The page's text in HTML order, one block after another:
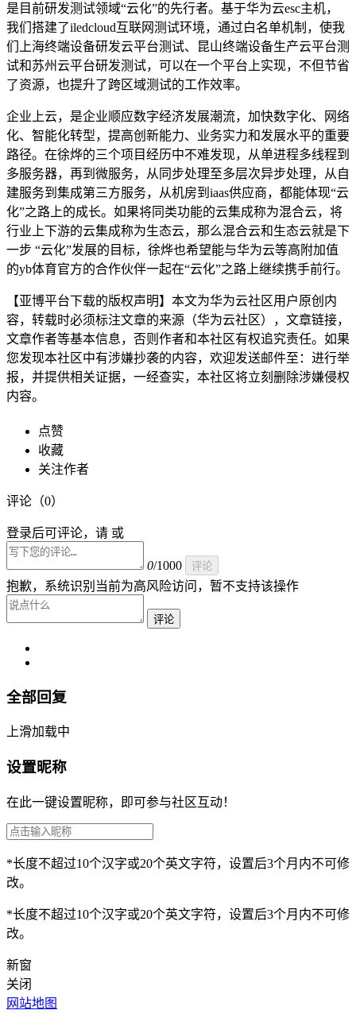
是目前研发测试领域“云化”的先行者。基于华为云esc主机，
我们搭建了iledcloud互联网测试环境，通过白名单机制，使我
们上海终端设备研发云平台测试、昆山终端设备生产云平台测
试和苏州云平台研发测试，可以在一个平台上实现，不但节省
了资源，也提升了跨区域测试的工作效率。
企业上云，是企业顺应数字经济发展潮流，加快数字化、网络
化、智能化转型，提高创新能力、业务实力和发展水平的重要
路径。在徐烨的三个项目经历中不难发现，从单进程多线程到
多服务器，再到微服务，从同步处理至多层次异步处理，从自
建服务到集成第三方服务，从机房到 iaas供应商，都能体现“云
化”之路上的成长。如果将同类功能的云集成称为混合云，将
行业上下游的云集成称为生态云，那么混合云和生态云就是下
一步 “云化”发展的目标，徐烨也希望能与华为云等高附加值
的yb体育官方的合作伙伴一起在“云化”之路上继续携手前行。
【亚博平台下载的版权声明】本文为华为云社区用户原创内
容，转载时必须标注文章的来源（华为云社区），文章链接，
文章作者等基本信息，否则作者和本社区有权追究责任。如果
您发现本社区中有涉嫌抄袭的内容，欢迎发送邮件至：进行举
报，并提供相关证据，一经查实，本社区将立刻删除涉嫌侵权
内容。
点赞
收藏
关注作者
评论（0）
登录后可评论，请 或
0/1000 评论
抱歉，系统识别当前为高风险访问，暂不支持该操作
评论
全部回复
上滑加载中
设置昵称
在此一键设置昵称，即可参与社区互动！
*长度不超过10个汉字或20个英文字符，设置后3个月内不可修
改。
*长度不超过10个汉字或20个英文字符，设置后3个月内不可修
改。
新窗
关闭
网站地图